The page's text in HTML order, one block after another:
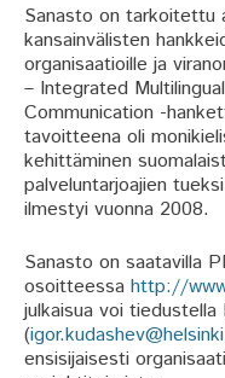
Sanasto on tarkoitettu
kansainvälisten
organisaatioille ja
– Integrated
Communication -
tavoitteena oli
kehittäminen
palveluntarjoajien
ilmestyi vuonna 2008.
Sanasto on saatavilla
osoitteessa http://
julkaisua voi
(
ensisijaisesti